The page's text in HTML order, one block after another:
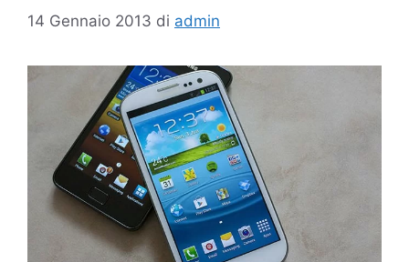
14 Gennaio 2013 di admin